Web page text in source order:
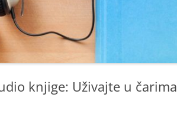
knjige: Uživajte u čarima